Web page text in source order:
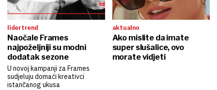
lidertrend
Naočale Frames
najpoželjniji su modni
dodatak sezone
U novoj kampanji za Frames
sudjeluju domaći kreativci
istančanog ukusa
aktualno
Ako mislite da imate
super slušalice, ovo
morate vidjeti